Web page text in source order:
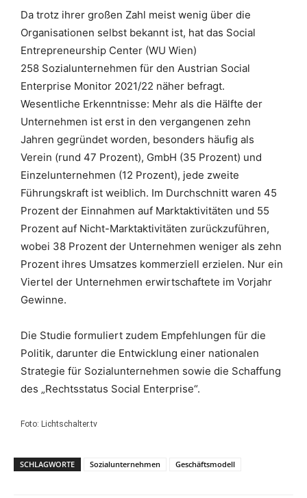
Da trotz ihrer großen Zahl meist wenig über die
Organisationen selbst bekannt ist, hat das Social
Entrepreneurship Center (WU Wien)
258 Sozialunternehmen für den Austrian Social
Enterprise Monitor 2021/22 näher befragt.
Wesentliche Erkenntnisse: Mehr als die Hälfte der
Unternehmen ist erst in den vergangenen zehn
Jahren gegründet worden, besonders häufig als
Verein (rund 47 Prozent), GmbH (35 Prozent) und
Einzelunternehmen (12 Prozent), jede zweite
Führungskraft ist weiblich. Im Durchschnitt waren 45
Prozent der Einnahmen auf Marktaktivitäten und 55
Prozent auf Nicht-Marktaktivitäten zurückzuführen,
wobei 38 Prozent der Unternehmen weniger als zehn
Prozent ihres Umsatzes kommerziell erzielen. Nur ein
Viertel der Unternehmen erwirtschaftete im Vorjahr
Gewinne.
Die Studie formuliert zudem Empfehlungen für die
Politik, darunter die Entwicklung einer nationalen
Strategie für Sozialunternehmen sowie die Schaffung
des „Rechtsstatus Social Enterprise“.
Foto: Lichtschalter.tv
SCHLAGWORTE Sozialunternehmen Geschäftsmodell